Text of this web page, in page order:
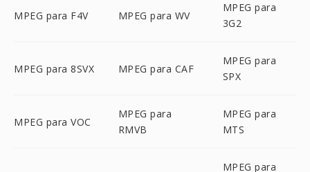
MPEG para F4V MPEG para WV
MPEG para
3G2
MPEG para 8SVX MPEG para CAF
MPEG para
SPX
MPEG para VOC
MPEG para
RMVB
MPEG para
MTS
MPEG para